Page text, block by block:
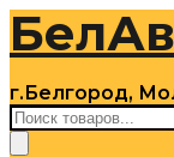
Перейти
содержимому
г.Белгород,
Поиск
товаров